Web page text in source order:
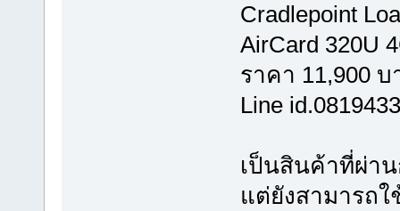
Cradlepoint
AirCard 320U
ราคา 11,900
Line
เป็นสินค้าที่ผ่า
แต่ยังสามารถ